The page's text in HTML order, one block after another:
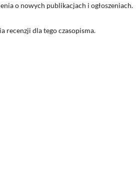
o nowych publikacjach i ogłoszeniach.
recenzji dla tego czasopisma.